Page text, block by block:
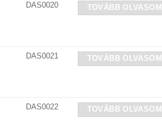
DAS0020 TOVÁBB OLVASOM
DAS0021 TOVÁBB OLVASOM
DAS0022 TOVÁBB OLVASOM